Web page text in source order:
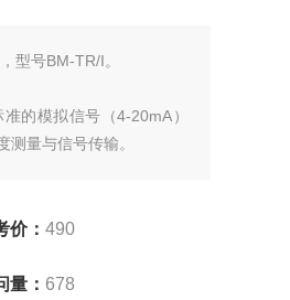
型号BM-TR/I。
的模拟信号（4-20mA）
量与信号传输。
价：490
量： 678